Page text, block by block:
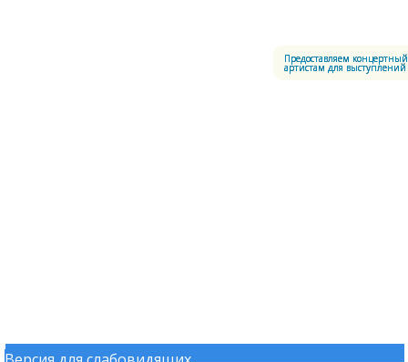
Предоставляем концертный
артистам для выступлений